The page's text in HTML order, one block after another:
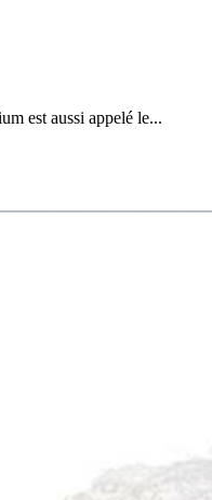
est aussi appelé le...